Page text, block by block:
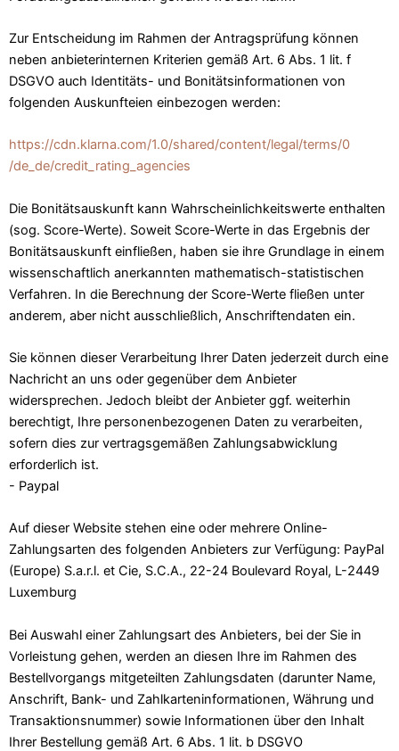
Zur Entscheidung im Rahmen der Antragsprüfung können
neben anbieterinternen Kriterien gemäß Art. 6 Abs. 1 lit. f
DSGVO auch Identitäts- und Bonitätsinformationen von
folgenden Auskunfteien einbezogen werden:
https://cdn.klarna.com/1.0/shared/content/legal/terms/0
/de_de/credit_rating_agencies
Die Bonitätsauskunft kann Wahrscheinlichkeitswerte enthalten
(sog. Score-Werte). Soweit Score-Werte in das Ergebnis der
Bonitätsauskunft einfließen, haben sie ihre Grundlage in einem
wissenschaftlich anerkannten mathematisch-statistischen
Verfahren. In die Berechnung der Score-Werte fließen unter
anderem, aber nicht ausschließlich, Anschriftendaten ein.
Sie können dieser Verarbeitung Ihrer Daten jederzeit durch eine
Nachricht an uns oder gegenüber dem Anbieter
widersprechen. Jedoch bleibt der Anbieter ggf. weiterhin
berechtigt, Ihre personenbezogenen Daten zu verarbeiten,
sofern dies zur vertragsgemäßen Zahlungsabwicklung
erforderlich ist.
- Paypal
Auf dieser Website stehen eine oder mehrere Online-
Zahlungsarten des folgenden Anbieters zur Verfügung: PayPal
(Europe) S.a.r.l. et Cie, S.C.A., 22-24 Boulevard Royal, L-2449
Luxemburg
Bei Auswahl einer Zahlungsart des Anbieters, bei der Sie in
Vorleistung gehen, werden an diesen Ihre im Rahmen des
Bestellvorgangs mitgeteilten Zahlungsdaten (darunter Name,
Anschrift, Bank- und Zahlkarteninformationen, Währung und
Transaktionsnummer) sowie Informationen über den Inhalt
Ihrer Bestellung gemäß Art. 6 Abs. 1 lit. b DSGVO